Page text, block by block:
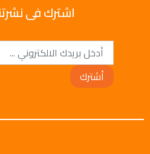
اشترك فى
أشترك